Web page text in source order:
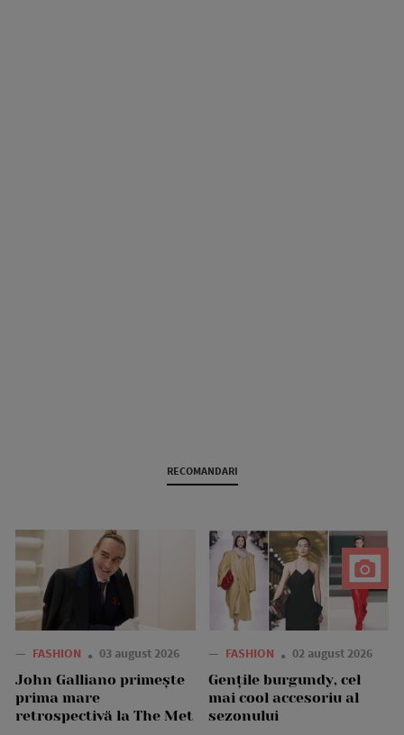
RECOMANDARI
— FASHION 03 august 2026
John Galliano primește
prima mare
retrospectivă la The Met
— FASHION 02 august 2026
Gențile burgundy, cel
mai cool accesoriu al
sezonului